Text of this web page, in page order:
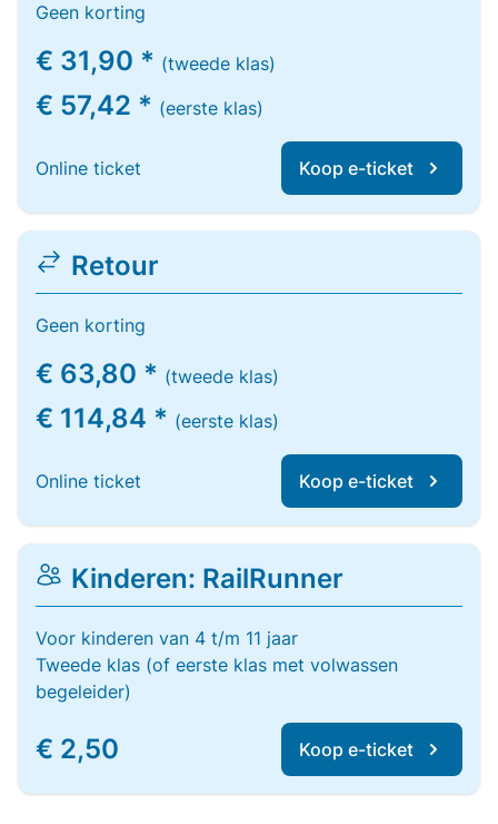
Geen korting
€ 31,90 * (tweede klas)
€ 57,42 * (eerste klas)
Online ticket Koop e-ticket
Retour
Geen korting
€ 63,80 * (tweede klas)
€ 114,84 * (eerste klas)
Online ticket Koop e-ticket
Kinderen: RailRunner
Voor kinderen van 4 t/m 11 jaar
Tweede klas (of eerste klas met volwassen
begeleider)
€ 2,50 Koop e-ticket